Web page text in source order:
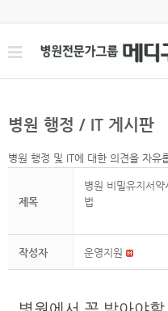
병원 행정 / IT 게시판
병원 행정 및 IT에 대한 의견을 자유
제목
병원 비밀유지서
법
작성자 운영지원